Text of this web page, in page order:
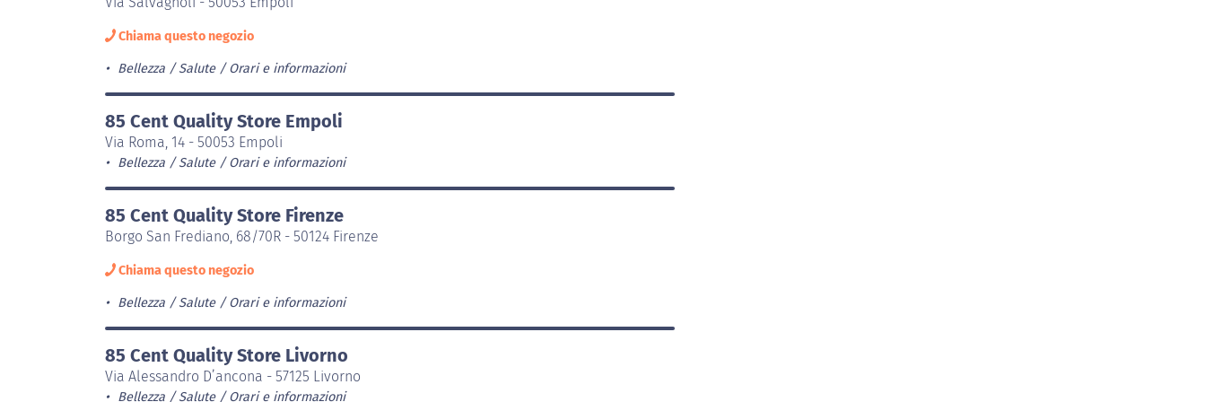
Chiama questo negozio
Bellezza / Salute Orari e informazioni
85 Cent Quality Store Empoli
Via Roma, 14 - 50053 Empoli
Bellezza / Salute Orari e informazioni
85 Cent Quality Store Firenze
Borgo San Frediano, 68/70R - 50124 Firenze
Chiama questo negozio
Bellezza / Salute Orari e informazioni
85 Cent Quality Store Livorno
Via Alessandro D’ancona - 57125 Livorno
Bellezza / Salute Orari e informazioni